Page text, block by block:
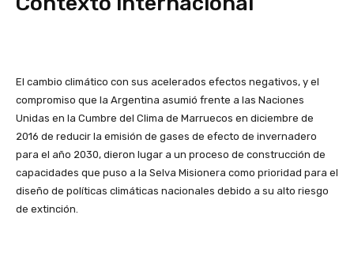
El cambio climático con sus acelerados efectos negativos, y el
compromiso que la Argentina asumió frente a las Naciones
Unidas en la Cumbre del Clima de Marruecos en diciembre de
2016 de reducir la emisión de gases de efecto de invernadero
para el año 2030, dieron lugar a un proceso de construcción de
capacidades que puso a la Selva Misionera como prioridad para el
diseño de políticas climáticas nacionales debido a su alto riesgo
de extinción.